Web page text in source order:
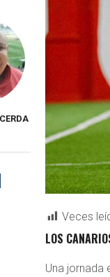
Veces
LOS
Una jornada